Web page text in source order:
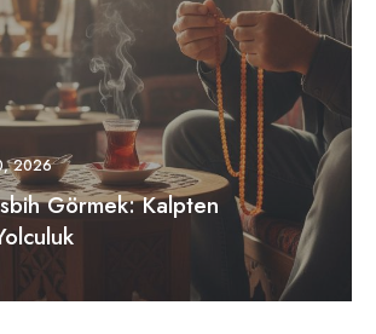
2026
Görmek: Kalpten